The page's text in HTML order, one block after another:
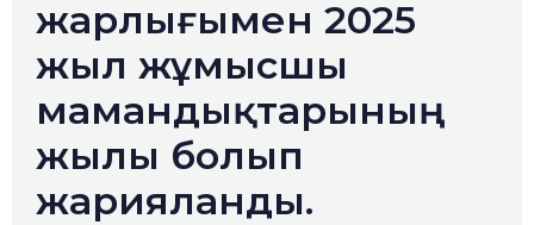
жарлығымен 2025
жыл жұмысшы
мамандықтарының
жылы болып
жарияланды.